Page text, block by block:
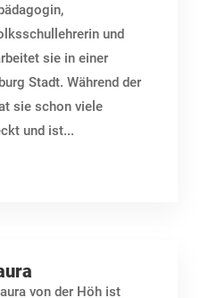
und
sie in einer
Stadt. Während der
sie schon viele
und ist...
von der Höh ist